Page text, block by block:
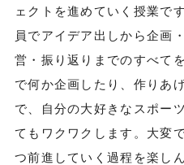
ェクトを進めていく授業で
員でアイデア出しから企画
営・振り返りまでのすべて
で何か企画したり、作りあ
で、自分の大好きなスポー
てもワクワクします。大変
つ前進していく過程を楽し